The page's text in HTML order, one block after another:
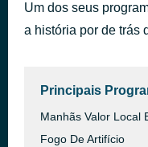
Um dos seus
a história por de trás
Principais
​Manhãs Valor Local
Fogo De Artifício